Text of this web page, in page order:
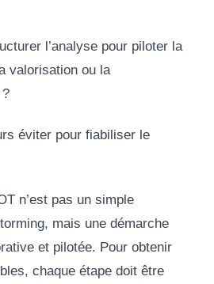
l’analyse pour piloter la
valorisation ou la
éviter pour fiabiliser le
n’est pas un simple
mais une démarche
et pilotée. Pour obtenir
chaque étape doit être